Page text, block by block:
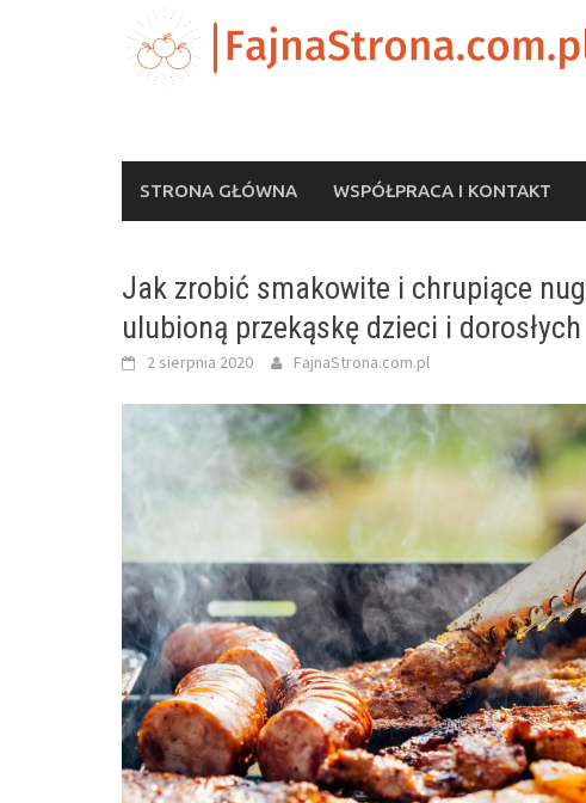
STRONA GŁÓWNA WSPÓŁPRACA I KONTAKT
Jak zrobić smakowite i chrupiące
ulubioną przekąskę dzieci i dorosłych
2 sierpnia 2020 FajnaStrona.com.pl